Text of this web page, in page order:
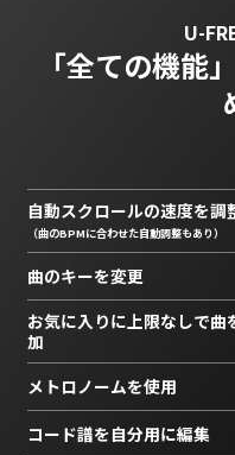
U-
「全ての機能
自動スクロールの速度を調
（曲のBPMに合わせた自動調整もあり）
曲のキーを変更
お気に入りに上限なしで曲
加
メトロノームを使用
コード譜を自分用に編集